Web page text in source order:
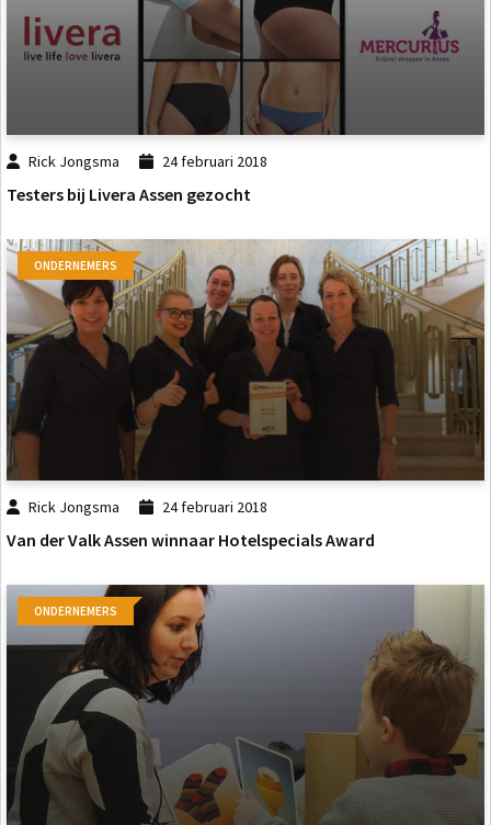
Rick Jongsma 24 februari 2018
Testers bij Livera Assen gezocht
ONDERNEMERS
Rick Jongsma 24 februari 2018
Van der Valk Assen winnaar Hotelspecials Award
ONDERNEMERS